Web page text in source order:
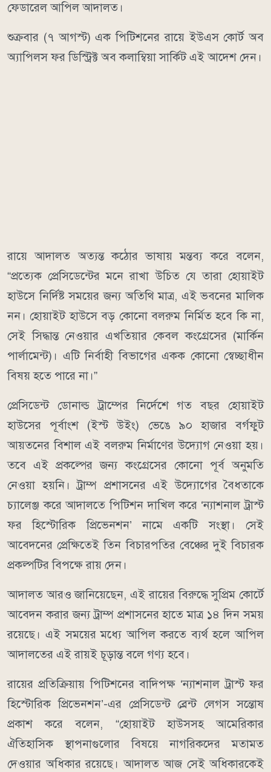
ফেডারেল আপিল আদালত।
শুক্রবার (৭ আগস্ট) এক পিটিশনের রায়ে ইউএস কোর্ট অব
অ্যাপিলস ফর ডিস্ট্রিক্ট অব কলাম্বিয়া সার্কিট এই আদেশ দেন।
রায়ে আদালত অত্যন্ত কঠোর ভাষায় মন্তব্য করে বলেন,
“প্রত্যেক প্রেসিডেন্টের মনে রাখা উচিত যে তারা হোয়াইট
হাউসে নির্দিষ্ট সময়ের জন্য অতিথি মাত্র, এই ভবনের মালিক
নন। হোয়াইট হাউসে বড় কোনো বলরুম নির্মিত হবে কি না,
সেই সিদ্ধান্ত নেওয়ার এখতিয়ার কেবল কংগ্রেসের (মার্কিন
পার্লামেন্ট)। এটি নির্বাহী বিভাগের একক কোনো স্বেচ্ছাধীন
বিষয় হতে পারে না।”
প্রেসিডেন্ট ডোনাল্ড ট্রাম্পের নির্দেশে গত বছর হোয়াইট
হাউসের পূর্বাংশ (ইস্ট উইং) ভেঙে ৯০ হাজার বর্গফুট
আয়তনের বিশাল এই বলরুম নির্মাণের উদ্যোগ নেওয়া হয়।
তবে এই প্রকল্পের জন্য কংগ্রেসের কোনো পূর্ব অনুমতি
নেওয়া হয়নি। ট্রাম্প প্রশাসনের এই উদ্যোগের বৈধতাকে
চ্যালেঞ্জ করে আদালতে পিটিশন দাখিল করে ‘ন্যাশনাল ট্রাস্ট
ফর হিস্টোরিক প্রিভেনশন’ নামে একটি সংস্থা। সেই
আবেদনের প্রেক্ষিতেই তিন বিচারপতির বেঞ্চের দুই বিচারক
প্রকল্পটির বিপক্ষে রায় দেন।
আদালত আরও জানিয়েছেন, এই রায়ের বিরুদ্ধে সুপ্রিম কোর্টে
আবেদন করার জন্য ট্রাম্প প্রশাসনের হাতে মাত্র ১৪ দিন সময়
রয়েছে। এই সময়ের মধ্যে আপিল করতে ব্যর্থ হলে আপিল
আদালতের এই রায়ই চূড়ান্ত বলে গণ্য হবে।
রায়ের প্রতিক্রিয়ায় পিটিশনের বাদিপক্ষ ‘ন্যাশনাল ট্রাস্ট ফর
হিস্টোরিক প্রিভেনশন’-এর প্রেসিডেন্ট ব্রেন্ট লেগস সন্তোষ
প্রকাশ করে বলেন, “হোয়াইট হাউসসহ আমেরিকার
ঐতিহাসিক স্থাপনাগুলোর বিষয়ে নাগরিকদের মতামত
দেওয়ার অধিকার রয়েছে। আদালত আজ সেই অধিকারকেই